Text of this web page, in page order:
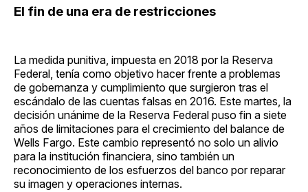
El fin de una era de restricciones
La medida punitiva, impuesta en 2018 por la Reserva
Federal, tenía como objetivo hacer frente a problemas
de gobernanza y cumplimiento que surgieron tras el
escándalo de las cuentas falsas en 2016. Este martes, la
decisión unánime de la Reserva Federal puso fin a siete
años de limitaciones para el crecimiento del balance de
Wells Fargo. Este cambio representó no solo un alivio
para la institución financiera, sino también un
reconocimiento de los esfuerzos del banco por reparar
su imagen y operaciones internas.